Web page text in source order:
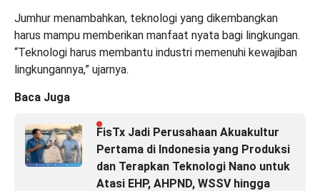
Jumhur menambahkan, teknologi yang dikembangkan
harus mampu memberikan manfaat nyata bagi lingkungan.
“Teknologi harus membantu industri memenuhi kewajiban
lingkungannya,” ujarnya.
Baca Juga
FisTx Jadi Perusahaan Akuakultur
Pertama di Indonesia yang Produksi
dan Terapkan Teknologi Nano untuk
Atasi EHP, AHPND, WSSV hingga